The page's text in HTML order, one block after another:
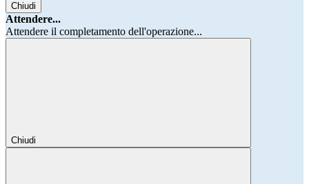
Chiudi
Attendere...
Attendere il completamento dell'operazione...
Chiudi